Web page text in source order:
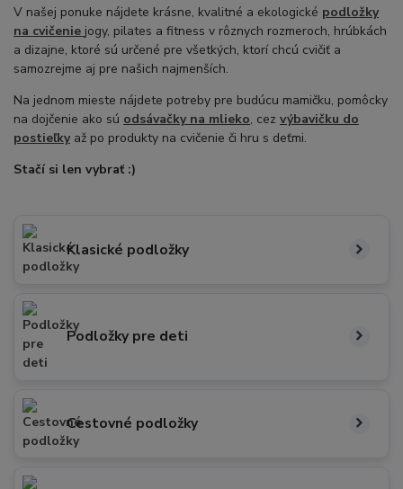
V našej ponuke nájdete krásne, kvalitné a ekologické podložky
na cvičenie jogy, pilates a fitness v rôznych rozmeroch, hrúbkách
a dizajne, ktoré sú určené pre všetkých, ktorí chcú cvičiť a
samozrejme aj pre našich najmenších.
Na jednom mieste nájdete potreby pre budúcu mamičku, pomôcky
na dojčenie ako sú odsávačky na mlieko, cez výbavičku do
postieľky až po produkty na cvičenie či hru s deťmi.
Stačí si len vybrať :)
Klasické podložky
Podložky pre deti
Cestovné podložky